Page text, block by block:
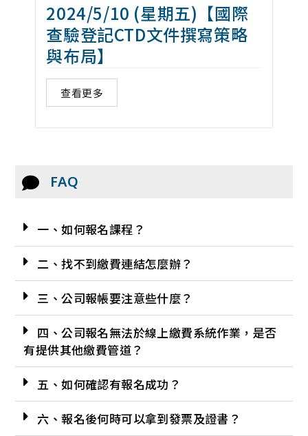
2024/5/10 (星期五)【國際
查驗登記CTD文件撰寫策略
與布局】
查看更多
FAQ
一、如何報名課程？
二、找不到繳費連結怎麼辦？
三、公司報帳要注意些什麼？
四、公司報名無法於線上繳費系統作業，是否
有提供其他繳費管道？
五、如何確認有報名成功？
六、報名後何時可以拿到發票及證書？